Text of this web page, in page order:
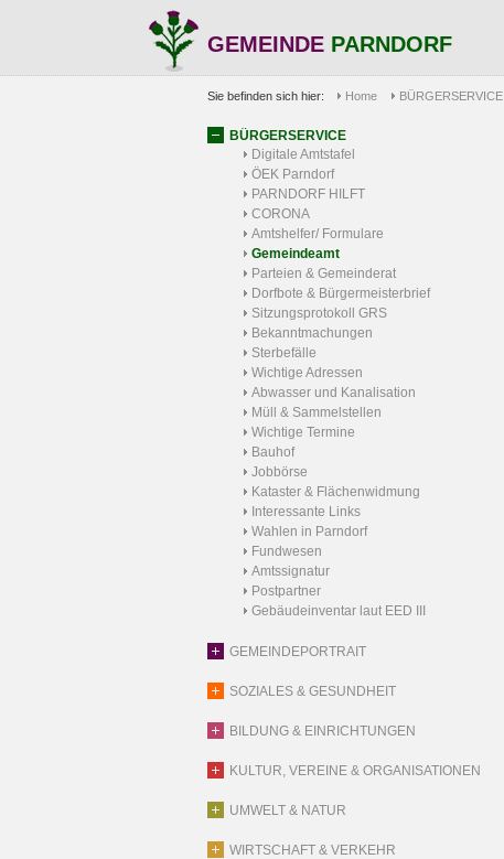
GEMEINDE PARNDORF
Sie befinden sich hier: Home BÜRGERSERVICE
BÜRGERSERVICE
Digitale Amtstafel
ÖEK Parndorf
PARNDORF HILFT
CORONA
Amtshelfer/ Formulare
Gemeindeamt
Parteien & Gemeinderat
Dorfbote & Bürgermeisterbrief
Sitzungsprotokoll GRS
Bekanntmachungen
Sterbefälle
Wichtige Adressen
Abwasser und Kanalisation
Müll & Sammelstellen
Wichtige Termine
Bauhof
Jobbörse
Kataster & Flächenwidmung
Interessante Links
Wahlen in Parndorf
Fundwesen
Amtssignatur
Postpartner
Gebäudeinventar laut EED III
GEMEINDEPORTRAIT
SOZIALES & GESUNDHEIT
BILDUNG & EINRICHTUNGEN
KULTUR, VEREINE & ORGANISATIONEN
UMWELT & NATUR
WIRTSCHAFT & VERKEHR